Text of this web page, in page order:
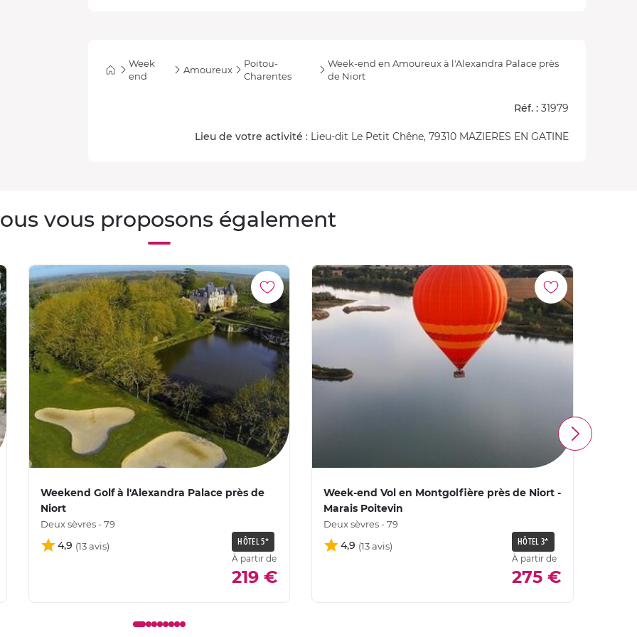
Week
end
Amoureux
Poitou-
Charentes
Week-end en Amoureux à l'Alexandra Palace près
de Niort
Réf. : 31979
Lieu de votre activité : Lieu-dit Le Petit Chêne, 79310 MAZIERES EN GATINE
vous proposons également
Weekend Golf à l'Alexandra Palace près de
Niort
Deux sèvres - 79
4,9 HÔTEL 5*
À partir de
219 €
Week-end Vol en Montgolfière près de Niort -
Marais Poitevin
Deux sèvres - 79
4,9 HÔTEL 3*
À partir de
275 €